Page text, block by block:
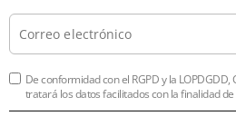
De conformidad con el RGPD y la LOPDGDD,
tratará los datos facilitados con la finalidad